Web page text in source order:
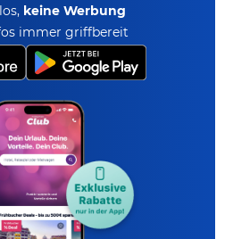
keine Werbung
immer griffbereit